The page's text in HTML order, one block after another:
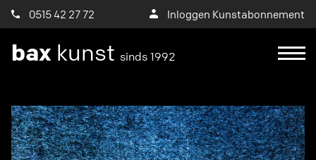
0515 42 27 72 Inloggen Kunstabonnement
bax kunst sinds 1992